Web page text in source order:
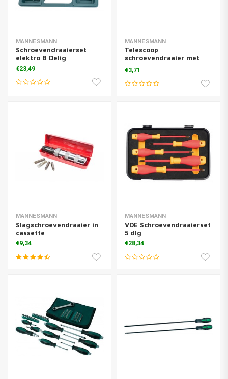
MANNESMANN
Schroevendraaierset
elektro 8 Delig
€23,49
MANNESMANN
Telescoop
schroevendraaier met
bits
€3,71
MANNESMANN
Slagschroevendraaier in
cassette
€9,34
MANNESMANN
VDE Schroevendraaierset
5 dlg
€28,34